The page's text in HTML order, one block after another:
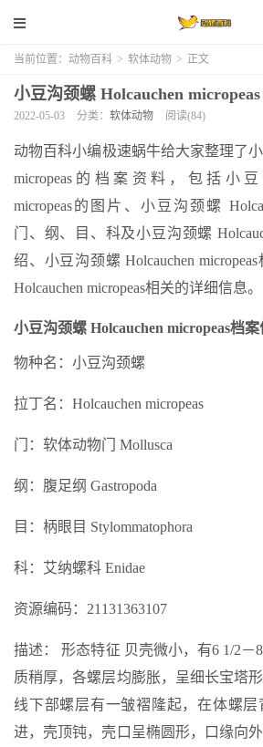
当前位置： 动物百科 > 软体动物 > 正文
小豆沟颈螺 Holcauchen micropeas
2022-05-03 分类： 软体动物 阅读(84)
动物百科小编极速蜗牛给大家整理了
micropeas的档案资料，包括小豆
micropeas的图片、小豆沟颈螺
门、纲、目、科及小豆沟颈螺
绍、小豆沟颈螺 Holcauchen
Holcauchen micropeas相关的详细信息。
小豆沟颈螺 Holcauchen micropeas档
物种名：小豆沟颈螺
拉丁名：Holcauchen micropeas
门：软体动物门 Mollusca
纲：腹足纲 Gastropoda
目：柄眼目 Stylommatophora
科：艾纳螺科 Enidae
资源编码：21131363107
描述： 形态特征 贝壳微小，有6 1/2－
质稍厚，各螺层均膨胀，呈细长宝塔
线下部螺层有一皱褶隆起，在体螺层
进，壳顶钝，壳口呈椭圆形，口缘向